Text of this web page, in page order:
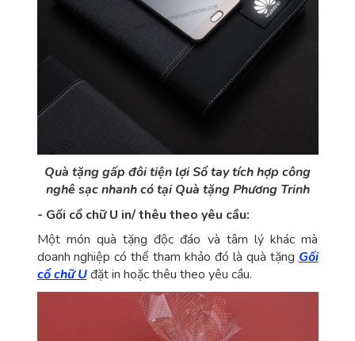
Quà tặng gấp đôi tiện lợi Sổ tay tích hợp công
nghê sạc nhanh có tại Quà tặng Phương Trinh
- Gối cổ chữ U in/ thêu theo yêu cầu:
Một món quà tặng độc đáo và tâm lý khác mà
doanh nghiệp có thể tham khảo đó là quà tặng Gối
cổ chữ Uđặt in hoặc thêu theo yêu cầu.